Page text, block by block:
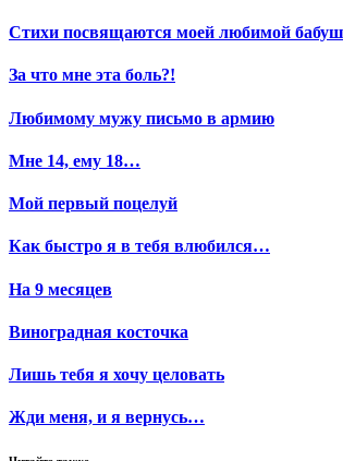
Стихи посвящаются моей любимой
За что мне эта боль?!
Любимому мужу письмо в армию
Мне 14, ему 18…
Мой первый поцелуй
Как быстро я в тебя влюбился…
На 9 месяцев
Виноградная косточка
Лишь тебя я хочу целовать
Жди меня, и я вернусь…